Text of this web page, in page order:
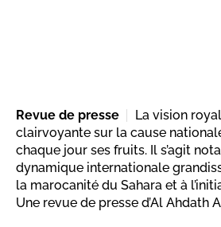
Revue de presse
La vision
clairvoyante sur la cause
chaque jour ses fruits. Il s’agit
dynamique internationale
la marocanité du Sahara et à
Une revue de presse d’Al Ahdath